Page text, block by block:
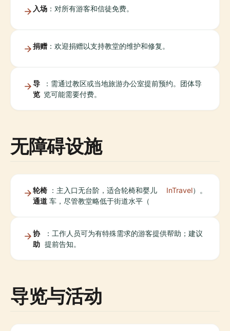
入场 ：对所有游客和信徒免费。
捐赠 ：欢迎捐赠以支持教堂的维护和修复。
导
览
：需通过教区或当地旅游办公室提前预约。团体导
览可能需要付费。
无障碍设施
轮椅
通道
：主入口无台阶，适合轮椅和婴儿
车，尽管教堂略低于街道水平（
InTravel）。
协
助
：工作人员可为有特殊需求的游客提供帮助；建议
提前告知。
导览与活动